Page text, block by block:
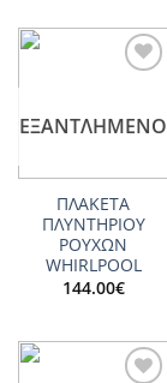
ΕΞΑΝΤΛΗΜΈΝΟ
ΠΛΑΚΕΤΑ
ΠΛΥΝΤΗΡΙΟΥ
ΡΟΥΧΩΝ
WHIRLPOOL
144.00€